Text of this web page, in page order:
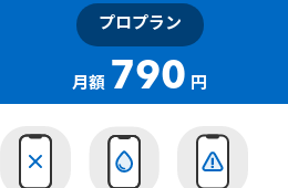
プロプラン
月額 790 円